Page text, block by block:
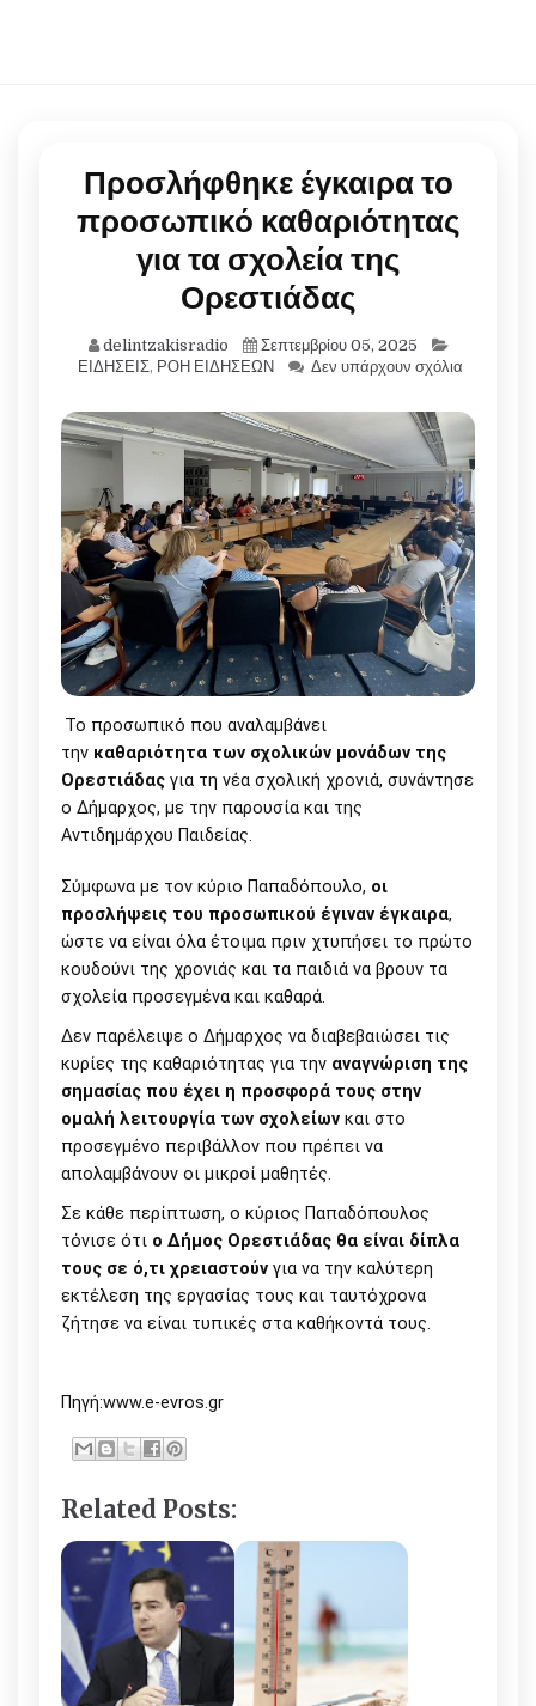
Προσλήφθηκε έγκαιρα το
προσωπικό καθαριότητας
για τα σχολεία της
Ορεστιάδας
delintzakisradio
Σεπτεμβρίου 05, 2025
ΕΙΔΗΣΕΙΣ, ΡΟΗ ΕΙΔΗΣΕΩΝ Δεν υπάρχουν σχόλια
Το προσωπικό που αναλαμβάνει
την καθαριότητα των σχολικών μονάδων της
Ορεστιάδας για τη νέα σχολική χρονιά, συνάντησε
ο Δήμαρχος, με την παρουσία και της
Αντιδημάρχου Παιδείας.
Σύμφωνα με τον κύριο Παπαδόπουλο, οι
προσλήψεις του προσωπικού έγιναν έγκαιρα,
ώστε να είναι όλα έτοιμα πριν χτυπήσει το πρώτο
κουδούνι της χρονιάς και τα παιδιά να βρουν τα
σχολεία προσεγμένα και καθαρά.
Δεν παρέλειψε ο Δήμαρχος να διαβεβαιώσει τις
κυρίες της καθαριότητας για την αναγνώριση της
σημασίας που έχει η προσφορά τους στην
ομαλή λειτουργία των σχολείων και στο
προσεγμένο περιβάλλον που πρέπει να
απολαμβάνουν οι μικροί μαθητές.
Σε κάθε περίπτωση, ο κύριος Παπαδόπουλος
τόνισε ότι ο Δήμος Ορεστιάδας θα είναι δίπλα
τους σε ό,τι χρειαστούν για να την καλύτερη
εκτέλεση της εργασίας τους και ταυτόχρονα
ζήτησε να είναι τυπικές στα καθήκοντά τους.
Πηγή:www.e-evros.gr
Related Posts: